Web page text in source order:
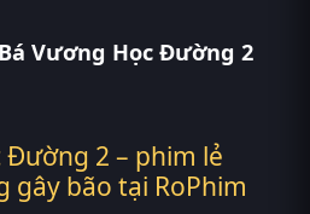
Vương Học Đường 2
Đường 2 – phim lẻ
gây bão tại RoPhim